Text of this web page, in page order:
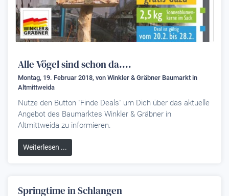
Alle Vögel sind schon da....
Montag, 19. Februar 2018, von Winkler & Gräbner Baumarkt in
Altmittweida
Nutze den Button "Finde Deals" um Dich über das aktuelle
Angebot des Baumarktes Winkler & Gräbner in
Altmittweida zu informieren.
Weiterlesen ...
Springtime in Schlangen